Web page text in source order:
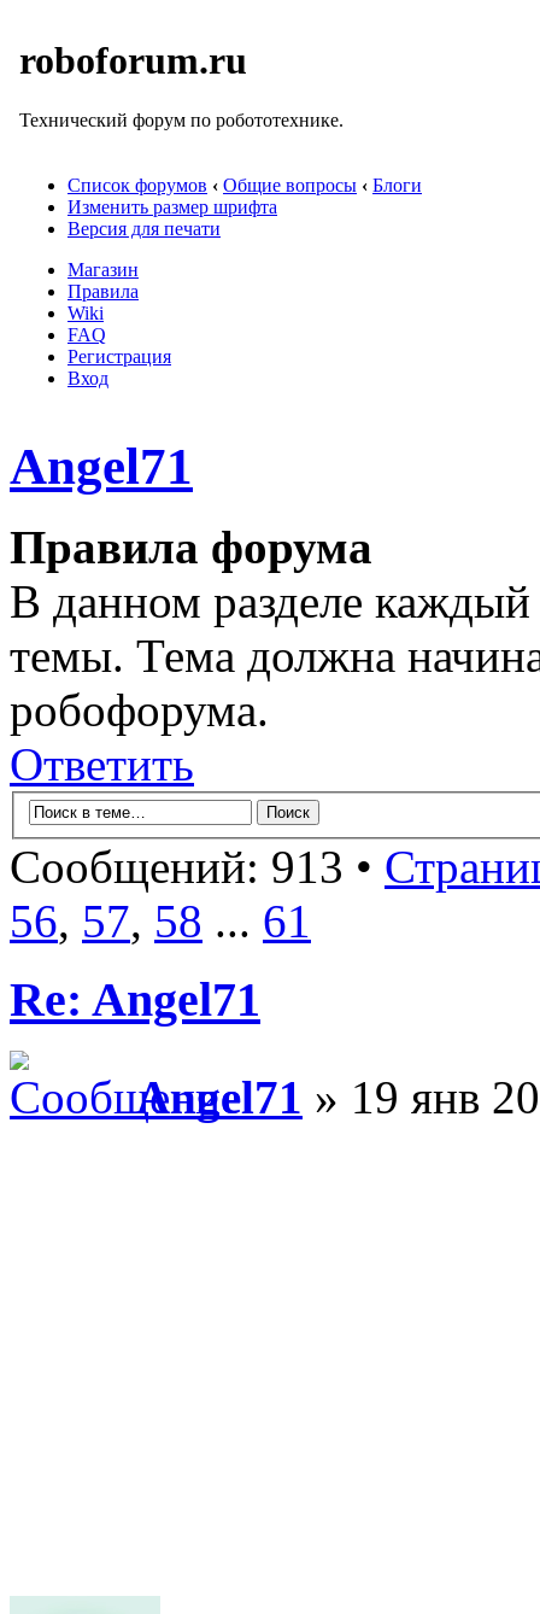
roboforum.ru
Технический форум по робототехнике.
Список форумов ‹ Общие вопросы ‹ Блоги
Изменить размер шрифта
Версия для печати
Магазин
Правила
Wiki
FAQ
Регистрация
Вход
Angel71
Правила форума
В данном разделе
темы. Тема должна
робофорума.
Ответить
Сообщений: 913 •
56, 57, 58 ... 61
Re: Angel71
Angel71 » 19 янв